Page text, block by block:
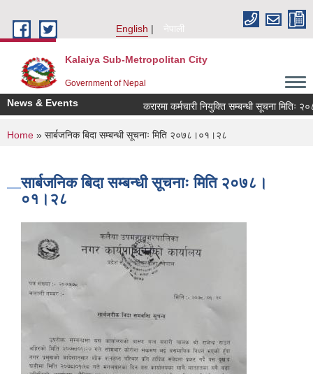
English
नेपाली
Kalaiya Sub-Metropolitan City
Government of Nepal
News & Events करारमा कर्मचारी नियुक्ति सम्बन्धी सूचना मितिः
You are here
Home » सार्बजनिक बिदा सम्बन्धी सूचनाः मिति २०७८।०१।२८
सार्बजनिक बिदा सम्बन्धी सूचनाः मिति २०७८।
०१।२८